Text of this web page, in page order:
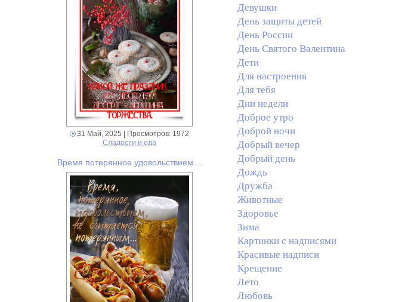
31 Май, 2025 | Просмотров: 1972
Сладости и еда
Время потерянное удовольствием…
Девушки
День защиты детей
День России
День Святого Валентина
Дети
Для настроения
Для тебя
Дни недели
Доброе утро
Доброй ночи
Добрый вечер
Добрый день
Дождь
Дружба
Животные
Здоровье
Зима
Картинки с надписями
Красивые надписи
Крещение
Лето
Любовь